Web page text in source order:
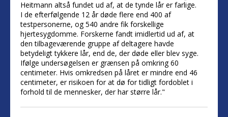
Heitmann altså fundet ud af, at de tynde lår er farlige.
I de efterfølgende 12 år døde flere end 400 af
testpersonerne, og 540 andre fik forskellige
hjertesygdomme. Forskerne fandt imidlertid ud af, at
den tilbageværende gruppe af deltagere havde
betydeligt tykkere lår, end de, der døde eller blev syge.
Ifølge undersøgelsen er grænsen på omkring 60
centimeter. Hvis omkredsen på låret er mindre end 46
centimeter, er risikoen for at dø for tidligt fordoblet i
forhold til de mennesker, der har større lår."